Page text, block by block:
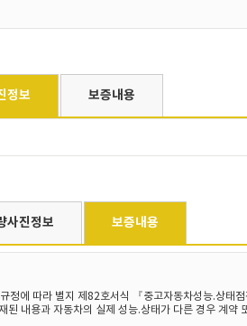
정보 보증내용
사진정보 보증내용
정에 따라 별지 제82호서식 『중고자동차성능.상태
된 내용과 자동차의 실제 성능.상태가 다른 경우 계약